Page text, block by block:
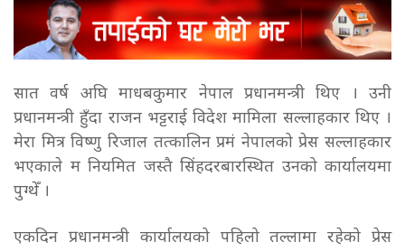
सात वर्ष अघि माधबकुमार नेपाल प्रधानमन्त्री थिए । उनी
प्रधानमन्त्री हुँदा राजन भट्टराई विदेश मामिला सल्लाहकार थिए ।
मेरा मित्र विष्णु रिजाल तत्कालिन प्रमं नेपालको प्रेस सल्लाहकार
भएकाले म नियमित जस्तै सिंहदरबारस्थित उनको कार्यालयमा
पुग्थेँ ।
एकदिन प्रधानमन्त्री कार्यालयको पहिलो तल्लामा रहेको प्रेस